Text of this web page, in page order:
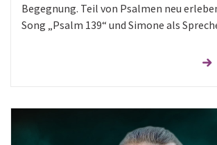
Begegnung. Teil von Psalmen neu
Song „Psalm 139“ und Simone als